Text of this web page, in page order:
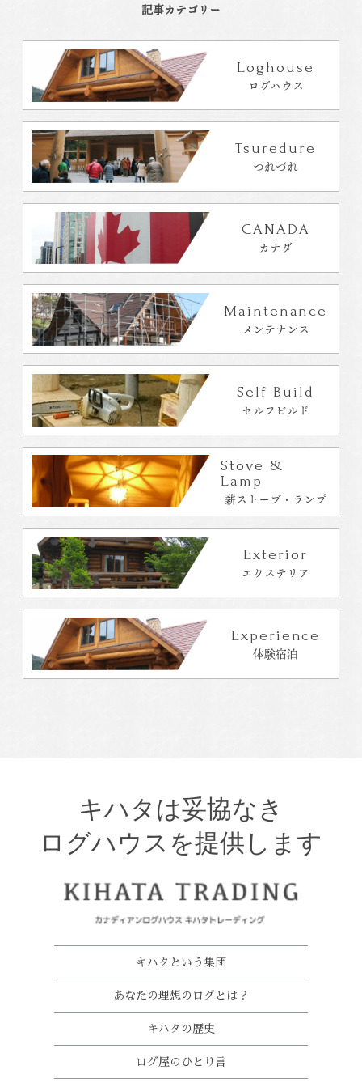
記事カテゴリー
Loghouse
ログハウス
Tsuredure
つれづれ
CANADA
カナダ
Maintenance
メンテナンス
Self Build
セルフビルド
Stove &
Lamp
薪ストーブ・ランプ
Exterior
エクステリア
Experience
体験宿泊
キハタは妥協なき
ログハウスを提供します
キハタという集団
あなたの理想のログとは？
キハタの歴史
ログ屋のひとり言